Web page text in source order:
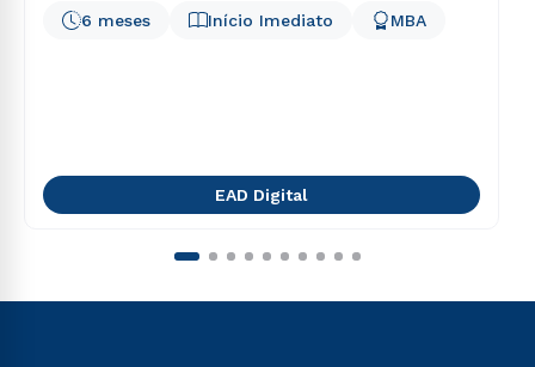
Início Imediato
6 meses MBA
EAD Digital